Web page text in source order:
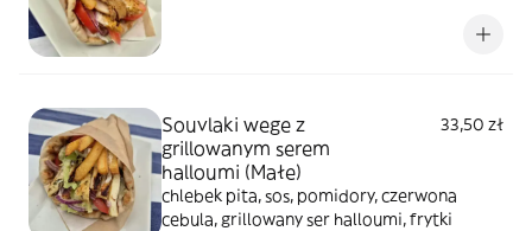
Souvlaki wege z
grillowanym serem
halloumi (Małe)
33,50 zł
chlebek pita, sos, pomidory, czerwona
cebula, grillowany ser halloumi, frytki